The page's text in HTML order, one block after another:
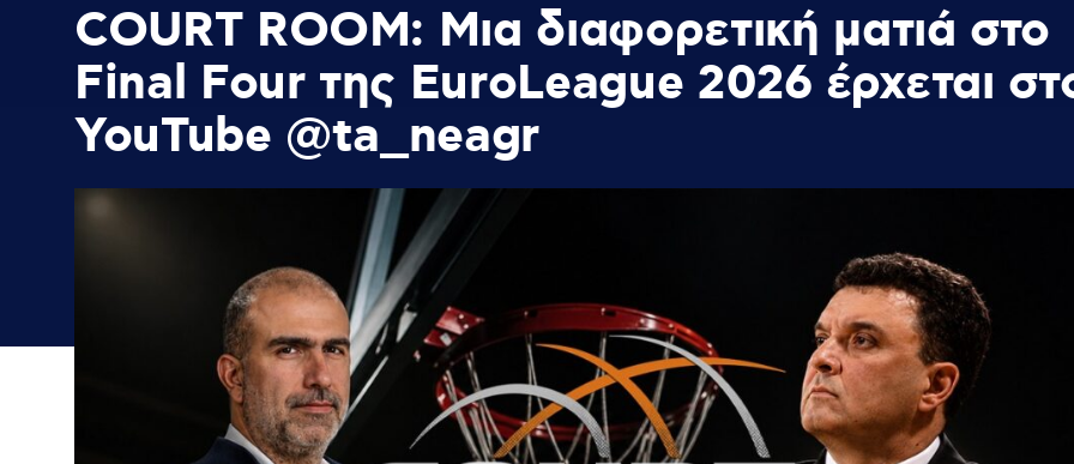
COURT ROOM: Μια διαφορετική ματιά στο
Final Four της EuroLeague 2026 έρχεται
YouTube @ta_neagr